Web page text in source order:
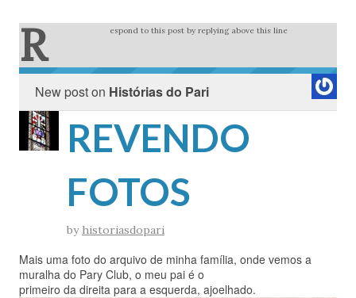
R espond to this post by replying above this line
New post on Histórias do Pari
REVENDO
FOTOS
by historiasdopari
Mais uma foto do arquivo de minha família, onde vemos a
muralha do Pary Club, o meu pai é o
primeiro da direita para a esquerda, ajoelhado.